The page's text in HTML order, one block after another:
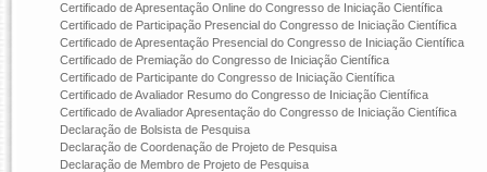
Certificado de Apresentação Online do Congresso de Iniciação Científica
Certificado de Participação Presencial do Congresso de Iniciação Científica
Certificado de Apresentação Presencial do Congresso de Iniciação Científica
Certificado de Premiação do Congresso de Iniciação Científica
Certificado de Participante do Congresso de Iniciação Científica
Certificado de Avaliador Resumo do Congresso de Iniciação Científica
Certificado de Avaliador Apresentação do Congresso de Iniciação Científica
Declaração de Bolsista de Pesquisa
Declaração de Coordenação de Projeto de Pesquisa
Declaração de Membro de Projeto de Pesquisa